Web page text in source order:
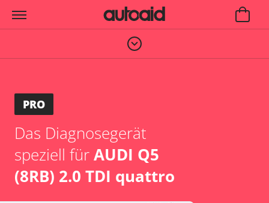
PRO
Das Diagnosegerät
speziell fürAUDI Q5
(8RB) 2.0 TDI quattro